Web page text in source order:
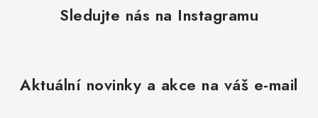
Sledujte nás na Instagramu
Aktuální novinky a akce na váš e-mail